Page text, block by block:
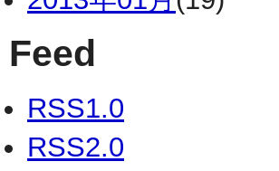
Feed
RSS1.0
RSS2.0